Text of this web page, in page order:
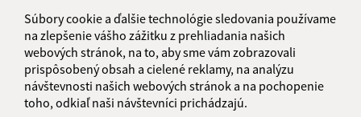
Súbory cookie a ďalšie technológie sledovania používame
na zlepšenie vášho zážitku z prehliadania našich
webových stránok, na to, aby sme vám zobrazovali
prispôsobený obsah a cielené reklamy, na analýzu
návštevnosti našich webových stránok a na pochopenie
toho, odkiaľ naši návštevníci prichádzajú.